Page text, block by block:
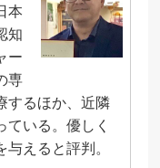
本
知
ー
専
するほか、近隣
いる。優しく
えると評判。